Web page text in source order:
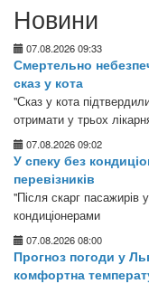
Новини
07.08.2026 09:33
Смертельно
сказ у кота
"Сказ у кота
отримати у трьох
07.08.2026 09:02
У спеку без
перевізників
"Після скарг
кондиціонерами
07.08.2026 08:00
Прогноз погоди у
комфортна